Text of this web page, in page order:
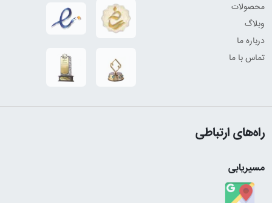
محصولات
وبلاگ
درباره ما
تماس با ما
راه‌های ارتباطی
مسیریابی